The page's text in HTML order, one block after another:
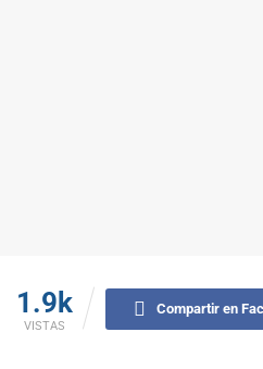
1.9k
VISTAS
Compartir en